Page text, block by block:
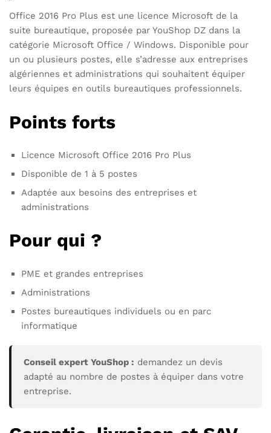
Office 2016 Pro Plus est une licence Microsoft de la
suite bureautique, proposée par YouShop DZ dans la
catégorie Microsoft Office / Windows. Disponible pour
un ou plusieurs postes, elle s’adresse aux entreprises
algériennes et administrations qui souhaitent équiper
leurs équipes en outils bureautiques professionnels.
Points forts
Licence Microsoft Office 2016 Pro Plus
Disponible de 1 à 5 postes
Adaptée aux besoins des entreprises et
administrations
Pour qui ?
PME et grandes entreprises
Administrations
Postes bureautiques individuels ou en parc
informatique
Conseil expert YouShop : demandez un devis
adapté au nombre de postes à équiper dans votre
entreprise.